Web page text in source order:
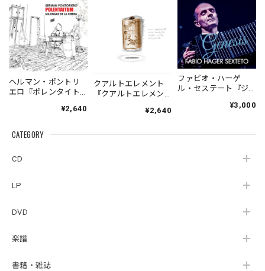
CATEGORY
CD
LP
DVD
楽譜
書籍・雑誌
ヘルマン・ポントリ
エロ『ポレンタイト
Pontoriero『POLENT
la Ribera』
¥2,640
クアルトエレメント
『クアルトエレメン
Cuartoelemento『Cu
（007RECORDS-27）
¥2,640
ファビオ・ハーゲ
ル・セステート『ジ
¥3,000